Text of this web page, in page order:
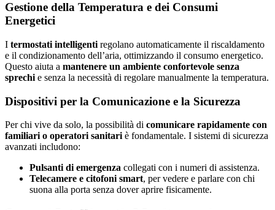
Gestione della Temperatura e dei Consumi
Energetici
I termostati intelligenti regolano automaticamente il riscaldamento
e il condizionamento dell’aria, ottimizzando il consumo energetico.
Questo aiuta a mantenere un ambiente confortevole senza
sprechi e senza la necessità di regolare manualmente la temperatura.
Dispositivi per la Comunicazione e la Sicurezza
Per chi vive da solo, la possibilità di comunicare rapidamente con
familiari o operatori sanitariè fondamentale. I sistemi di sicurezza
avanzati includono:
Pulsanti di emergenza collegati con i numeri di assistenza.
Telecamere e citofoni smart, per vedere e parlare con chi
suona alla porta senza dover aprire fisicamente.